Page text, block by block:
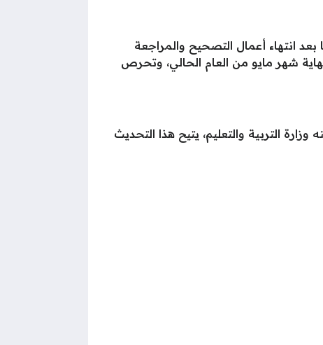
نتائج السادس العراق 2025 للدور الأول سيتم قريبًا بعد انتهاء أعمال التصحيح والمراجعة
شهر مايو من العام الحالي، وتحرص
التربية والتعليم، يتيح هذا التحديث